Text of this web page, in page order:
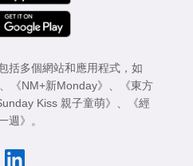
括多個網站和應用程式，如
《NM+新Monday》
《東方
Kiss 親子童萌》
《經
週》
。